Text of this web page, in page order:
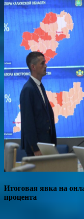
Итоговая явка на
процента